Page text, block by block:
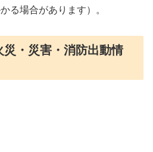
る場合があります）。
・災害・消防出動情